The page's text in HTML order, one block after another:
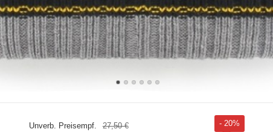
Unverb. Preisempf. 27,50 € - 20%